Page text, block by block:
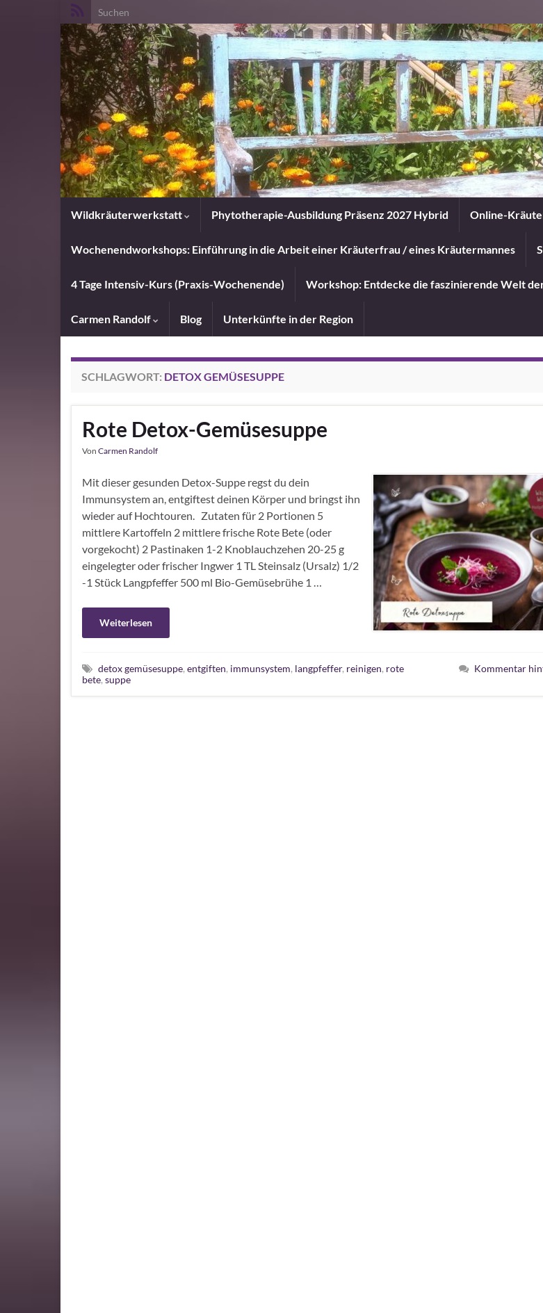
Search for:
Wildkräuterwerkstatt Phytotherapie-Ausbildung Präsenz 2027 Hybrid Online-
Wochenendworkshops: Einführung in die Arbeit einer Kräuterfrau / eines Kräutermannes
4 Tage Intensiv-Kurs (Praxis-Wochenende) Workshop: Entdecke die faszinierende Welt
Carmen Randolf Blog Unterkünfte in der Region
SCHLAGWORT: DETOX GEMÜSESUPPE
Rote Detox-Gemüsesuppe
Von Carmen Randolf
Mit dieser gesunden Detox-Suppe regst du dein
Immunsystem an, entgiftest deinen Körper und bringst ihn
wieder auf Hochtouren. Zutaten für 2 Portionen 5
mittlere Kartoffeln 2 mittlere frische Rote Bete (oder
vorgekocht) 2 Pastinaken 1-2 Knoblauchzehen 20-25 g
eingelegter oder frischer Ingwer 1 TL Steinsalz (Ursalz) 1/2
-1 Stück Langpfeffer 500 ml Bio-Gemüsebrühe 1 …
Weiterlesen
detox gemüsesuppe, entgiften, immunsystem, langpfeffer, reinigen, rote
bete, suppe
Kommentar